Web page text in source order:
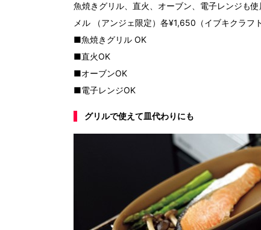
魚焼きグリル、直火、オーブン、電子レンジも
メル （アンジェ限定）各¥1,650（イブキクラフ
■魚焼きグリル OK
■直火OK
■オーブンOK
■電子レンジOK
グリルで使えて皿代わりにも